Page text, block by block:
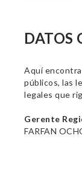
DATOS
Aquí
públicos, las
legales que
Gerente
FARFAN